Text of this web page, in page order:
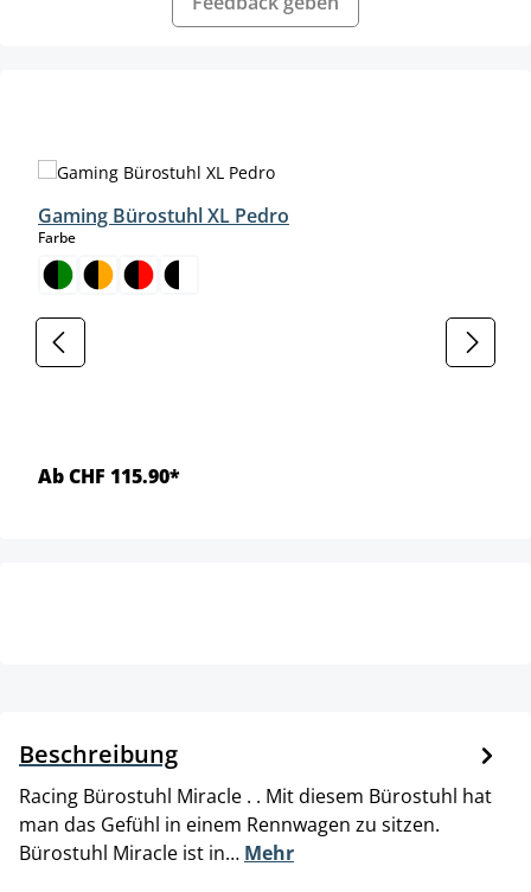
Gaming Bürostuhl XL Pedro
Farbeauswählen
Ab CHF 115.90*
Beschreibung
Racing Bürostuhl Miracle . . Mit diesem Bürostuhl hat
man das Gefühl in einem Rennwagen zu sitzen.
Bürostuhl Miracle ist in… Mehr